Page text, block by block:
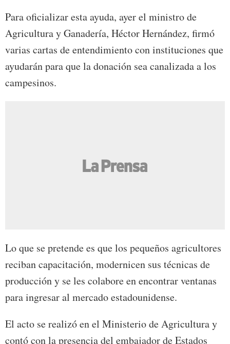
Para oficializar esta ayuda, ayer el ministro de
Agricultura y Ganadería, Héctor Hernández, firmó
varias cartas de entendimiento con instituciones que
ayudarán para que la donación sea canalizada a los
campesinos.
Lo que se pretende es que los pequeños agricultores
reciban capacitación, modernicen sus técnicas de
producción y se les colabore en encontrar ventanas
para ingresar al mercado estadounidense.
El acto se realizó en el Ministerio de Agricultura y
contó con la presencia del embajador de Estados